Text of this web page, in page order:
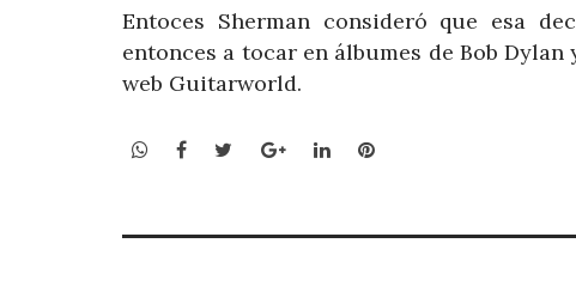
Entoces Sherman consideró que esa
entonces a tocar en álbumes de Bob
web Guitarworld.
WhatsApp
Facebook
TwitterGoogle+LinkedInPinterest